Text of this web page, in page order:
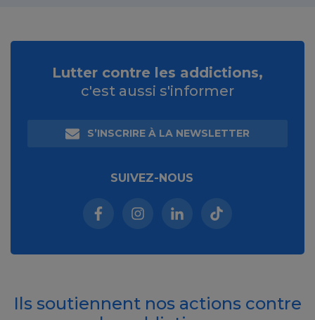
Lutter contre les addictions,
c'est aussi s'informer
S’INSCRIRE À LA NEWSLETTER
SUIVEZ-NOUS
Facebook (nouvelle fenêtre)
Instagram (nouvelle fenêtre)
Linkedin (nouvelle
Tiktok (nouvelle
Ils soutiennent nos actions contre